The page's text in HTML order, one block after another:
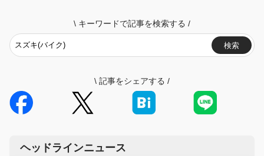
\ キーワードで記事を検索する /
検索
\ 記事をシェアする /
ヘッドラインニュース